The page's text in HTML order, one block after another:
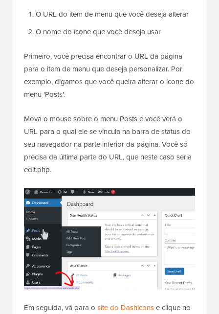
O URL do item de menu que você deseja alterar
O nome do ícone que você deseja usar
Primeiro, você precisa encontrar o URL da página
para o item de menu que deseja personalizar. Por
exemplo, digamos que você queira alterar o ícone do
menu 'Posts'.
Mova o mouse sobre o menu Posts e você verá o
URL para o qual ele se vincula na barra de status do
seu navegador na parte inferior da página. Você só
precisa da última parte do URL, que neste caso seria
edit.php.
Em seguida, vá para o site do Dashiconse clique no